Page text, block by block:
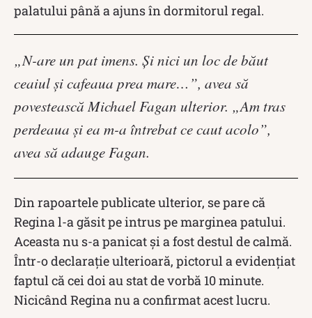
palatului până a ajuns în dormitorul regal.
„N-are un pat imens. Şi nici un loc de băut
ceaiul şi cafeaua prea mare…”, avea să
povestească Michael Fagan ulterior. „Am tras
perdeaua şi ea m-a întrebat ce caut acolo”,
avea să adauge Fagan.
Din rapoartele publicate ulterior, se pare că
Regina l-a găsit pe intrus pe marginea patului.
Aceasta nu s-a panicat și a fost destul de calmă.
Într-o declarație ulterioară, pictorul a evidențiat
faptul că cei doi au stat de vorbă 10 minute.
Nicicând Regina nu a confirmat acest lucru.